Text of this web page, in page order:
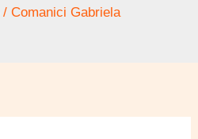
/ Comanici Gabriela